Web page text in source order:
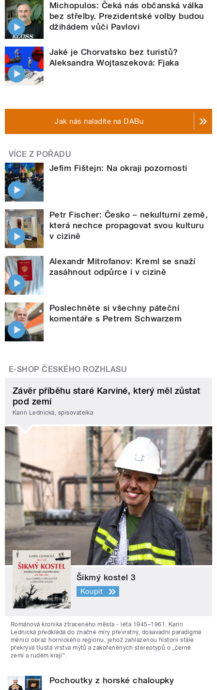
Michopulos: Čeká nás občanská válka
bez střelby. Prezidentské volby budou
džihádem vůči Pavlovi
Jaké je Chorvatsko bez turistů?
Aleksandra Wojtaszeková: Fjaka
Jak nás naladíte na DABu
VÍCE Z POŘADU
Jefim Fištejn: Na okraji pozornosti
Petr Fischer: Česko – nekulturní země,
která nechce propagovat svou kulturu
v cizině
Alexandr Mitrofanov: Kreml se snaží
zasáhnout odpůrce i v cizině
Poslechněte si všechny páteční
komentáře s Petrem Schwarzem
E-SHOP ČESKÉHO ROZHLASU
Závěr příběhu staré Karviné, který měl zůstat
pod zemí
Karin Lednická, spisovatelka
Šikmý kostel 3
Koupit
Románová kronika ztraceného města - léta 1945–1961. Karin
Lednická předkládá do značné míry převratný, dosavadní paradigma
měnící obraz hornického regionu, jehož zahlazenou historii stále
překrývá tlustá vrstva mýtů a zakořeněných stereotypů o „černé
zemi a rudém kraji“.
Pochoutky z horské chaloupky